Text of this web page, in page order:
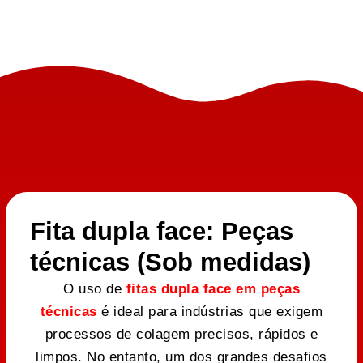
Fita dupla face: Peças
técnicas (Sob medidas)
O uso de fitas dupla face em peças
técnicas é ideal para indústrias que exigem
processos de colagem precisos, rápidos e
limpos. No entanto, um dos grandes desafios